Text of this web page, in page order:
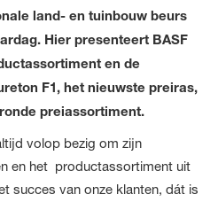
land- en tuinbouw beurs
Hier presenteert BASF
en de
F1, het nieuwste preiras,
preiassortiment.
volop bezig om zijn
en het productassortiment uit
succes van onze klanten, dát is